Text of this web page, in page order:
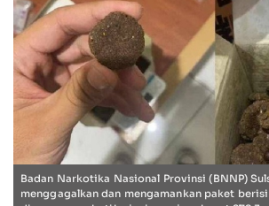
Badan Narkotika Nasional Provinsi (BNNP)
menggagalkan dan mengamankan paket